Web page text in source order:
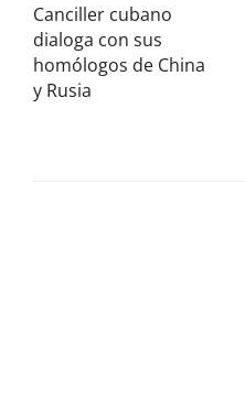
Canciller cubano
dialoga con sus
homólogos de China
y Rusia